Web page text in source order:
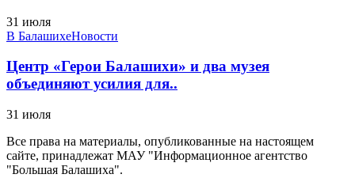
31 июля
В БалашихеНовости
Центр «Герои Балашихи» и два музея
объединяют усилия для..
31 июля
Все права на материалы, опубликованные на настоящем
сайте, принадлежат МАУ "Информационное агентство
"Большая Балашиха".